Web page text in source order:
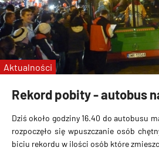
Rekord pobity - autobus
Dziś około godziny 16.40 do autobusu
rozpoczęło się wpuszczanie osób
biciu rekordu w ilości osób które
Aktualności